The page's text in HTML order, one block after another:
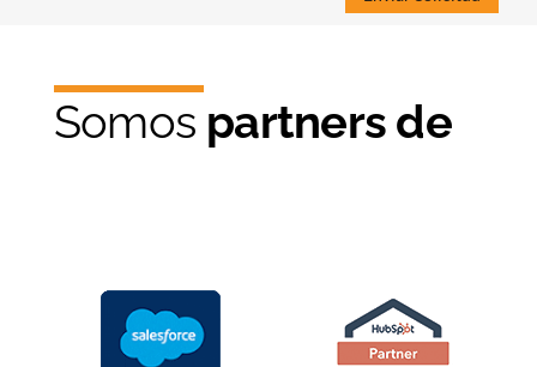
Somos partners de